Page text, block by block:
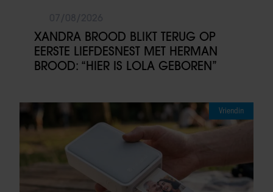
XANDRA BROOD BLIKT TERUG OP
EERSTE LIEFDESNEST MET HERMAN
BROOD: “HIER IS LOLA GEBOREN”
Vriendin